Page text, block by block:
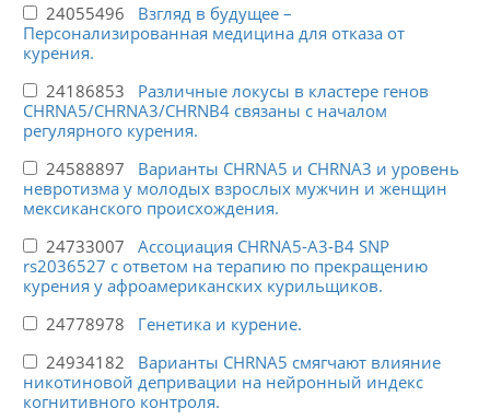
24055496 Взгляд в будущее –
Персонализированная медицина для отказа от
курения.
24186853 Различные локусы в кластере генов
CHRNA5/CHRNA3/CHRNB4 связаны с началом
регулярного курения.
24588897 Варианты CHRNA5 и CHRNA3 и уровень
невротизма у молодых взрослых мужчин и женщин
мексиканского происхождения.
24733007 Ассоциация CHRNA5-A3-B4 SNP
rs2036527 с ответом на терапию по прекращению
курения у афроамериканских курильщиков.
24778978 Генетика и курение.
24934182 Варианты CHRNA5 смягчают влияние
никотиновой депривации на нейронный индекс
когнитивного контроля.